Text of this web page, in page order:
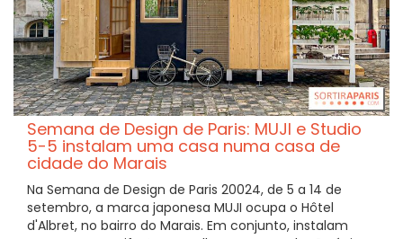
Semana de Design de Paris: MUJI e Studio
5-5 instalam uma casa numa casa de
cidade do Marais
Na Semana de Design de Paris 20024, de 5 a 14 de
setembro, a marca japonesa MUJI ocupa o Hôtel
d'Albret, no bairro do Marais. Em conjunto, instalam